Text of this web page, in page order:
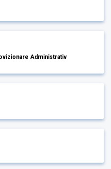
Administrativ